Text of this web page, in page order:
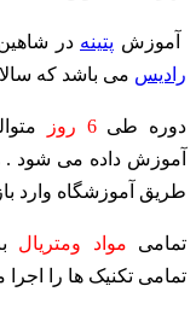
آموزش پتینه در
رادیس می باشد که
دوره طی 6 روز
آموزش داده می شود .
طریق آموزشگاه وارد
تمامی مواد ومتریال
تمامی تکنیک ها را اجرا